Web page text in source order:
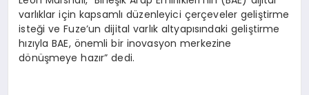
varlıklar için kapsamlı düzenleyici çerçeveler geliştirme
isteği ve Fuze’un dijital varlık altyapısındaki geliştirme
hızıyla BAE, önemli bir inovasyon merkezine
dönüşmeye hazır” dedi.